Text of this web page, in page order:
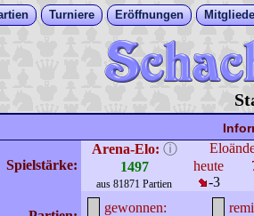
Turniere Eröffnungen
Spielstärke:
Arena-Elo: ⓘ
1497
aus 81871 Partien
heute
-3
gewonnen: